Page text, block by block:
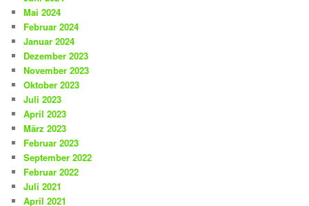
Mai 2024
Februar 2024
Januar 2024
Dezember 2023
November 2023
Oktober 2023
Juli 2023
April 2023
März 2023
Februar 2023
September 2022
Februar 2022
Juli 2021
April 2021